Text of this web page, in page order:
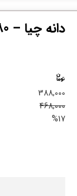
دانه چیا – 180 گرم
388,000
468,000
%17